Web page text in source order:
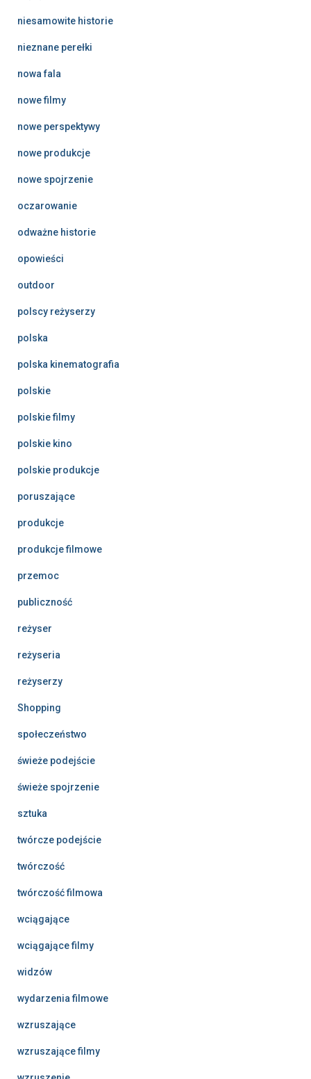
niesamowite historie
nieznane perełki
nowa fala
nowe filmy
nowe perspektywy
nowe produkcje
nowe spojrzenie
oczarowanie
odważne historie
opowieści
outdoor
polscy reżyserzy
polska
polska kinematografia
polskie
polskie filmy
polskie kino
polskie produkcje
poruszające
produkcje
produkcje filmowe
przemoc
publiczność
reżyser
reżyseria
reżyserzy
Shopping
społeczeństwo
świeże podejście
świeże spojrzenie
sztuka
twórcze podejście
twórczość
twórczość filmowa
wciągające
wciągające filmy
widzów
wydarzenia filmowe
wzruszające
wzruszające filmy